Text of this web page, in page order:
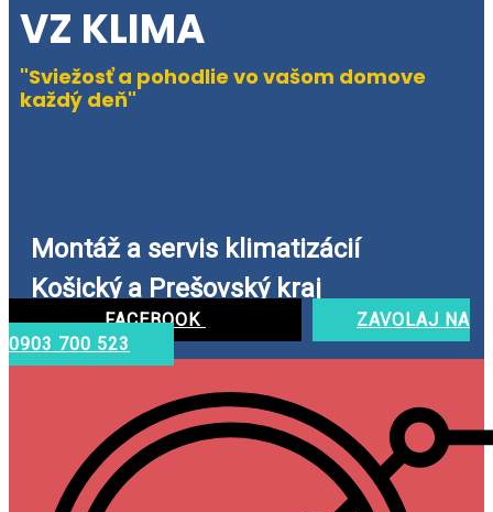
VZ KLIMA
"Sviežosť a pohodlie vo vašom domove
každý deň"
Montáž a servis klimatizácií
Košický a Prešovský kraj
FACEBOOK
ZAVOLAJ NA
0903 700 523